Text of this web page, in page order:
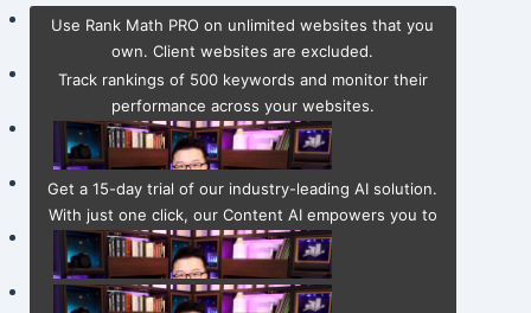
Use Rank Math PRO on unlimited websites that you
own. Client websites are excluded.
Pister 500 Mots clés
Track rankings of 500 keywords and monitor their
performance across your websites.
Schéma puissant Générateur
Choose from a list of pre-built Schema types or
GratuitEssai Content AI (Starter Plan)
Get a 15-day trial of our industry-leading AI solution.
With just one click, our Content AI empowers you to
effortlessly create SEO-optimized content.
AI Link Genius NOUVEAU
Vérificateur de lien briséNOUVEAU
Liaison automatisée par mot-cléNOUVEAU